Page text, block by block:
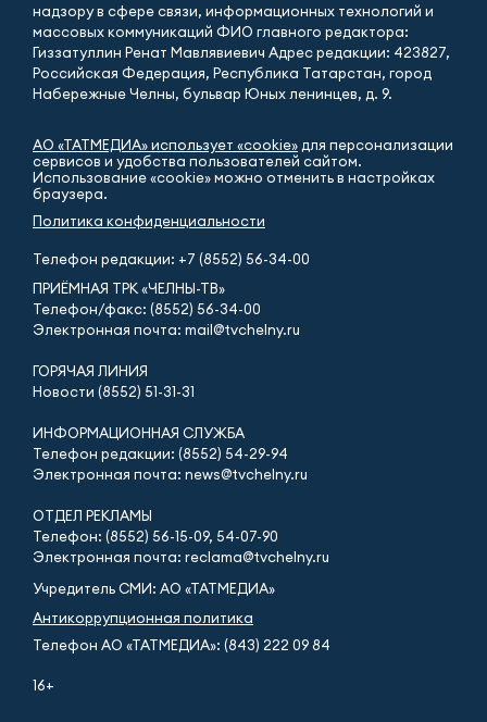
надзору в сфере связи, информационных технологий и
массовых коммуникаций ФИО главного редактора:
Гиззатуллин Ренат Мавлявиевич Адрес редакции: 423827,
Российская Федерация, Республика Татарстан, город
Набережные Челны, бульвар Юных ленинцев, д. 9.
АО «ТАТМЕДИА» использует «cookie» для персонализации
сервисов и удобства пользователей сайтом.
Использование «cookie» можно отменить в настройках
браузера.
Политика конфиденциальности
Телефон редакции: +7 (8552) 56-34-00
ПРИЁМНАЯ ТРК «ЧЕЛНЫ-ТВ»
Телефон/факс: (8552) 56-34-00
Электронная почта: mail@tvchelny.ru
ГОРЯЧАЯ ЛИНИЯ
Новости (8552) 51-31-31
ИНФОРМАЦИОННАЯ СЛУЖБА
Телефон редакции: (8552) 54-29-94
Электронная почта: news@tvchelny.ru
ОТДЕЛ РЕКЛАМЫ
Телефон: (8552) 56-15-09, 54-07-90
Электронная почта: reclama@tvchelny.ru
Учредитель СМИ: АО «ТАТМЕДИА»
Антикоррупционная политика
Телефон АО «ТАТМЕДИА»: (843) 222 09 84
16+